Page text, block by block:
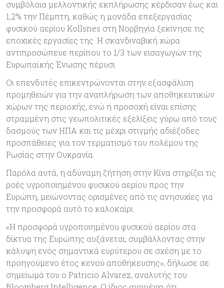
συμβόλαια μελλοντικής εκπλήρωσης κέρδισαν έως και
1,2% την Πέμπτη, καθώς η μονάδα επεξεργασίας
φυσικού αερίου Kollsnes στη Νορβηγία ξεκίνησε τις
εποχικές εργασίες της. Η σκανδιναβική χώρα
αντιπροσώπευε περίπου το 1/3 των εισαγωγών της
Ευρωπαϊκής Ένωσης πέρυσι.
Οι επενδυτές επικεντρώνονται στην εξασφάλιση
προμηθειών για την αναπλήρωση των αποθηκευτικών
χώρων της περιοχής, ενώ η προσοχή είναι επίσης
στραμμένη στις γεωπολιτικές εξελίξεις γύρω από τους
δασμούς των ΗΠΑ και τις μέχρι στιγμής αδιέξοδες
προσπάθειες για τον τερματισμό του πολέμου της
Ρωσίας στην Ουκρανία.
Παρόλα αυτά, η αδύναμη ζήτηση στην Κίνα στηρίζει τις
ροές υγροποιημένου φυσικού αερίου προς την
Ευρώπη, μειώνοντας ορισμένες από τις ανησυχίες για
την προσφορά αυτό το καλοκαίρι.
«Η προσφορά υγροποιημένου φυσικού αερίου στα
δίκτυα της Ευρώπης αυξάνεται, συμβάλλοντας στην
κάλυψη ενός σημαντικά ευρύτερου σε σχέση με το
προηγούμενο έτος κενού αποθήκευσης», δήλωσε σε
σημείωμά του ο Patricio Alvarez, αναλυτής του